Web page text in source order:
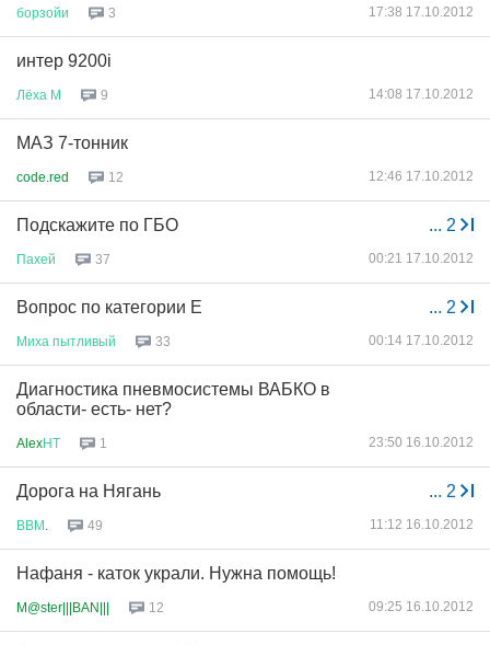
борзойи 3 17:38 17.10.2012
интер 9200i
Лёха М 9 14:08 17.10.2012
МАЗ 7-тонник
code.red 12 12:46 17.10.2012
... 2
Подскажите по ГБО
Пахей 37 00:21 17.10.2012
... 2
Вопрос по категории Е
Миха пытливый 33 00:14 17.10.2012
Диагностика пневмосистемы ВАБКО в
области- есть- нет?
AlexНТ 1 23:50 16.10.2012
... 2
Дорога на Нягань
ВВМ 49 11:12 16.10.2012
Нафаня - каток украли. Нужна помощь!
M@ster|||BAN||| 12 09:25 16.10.2012